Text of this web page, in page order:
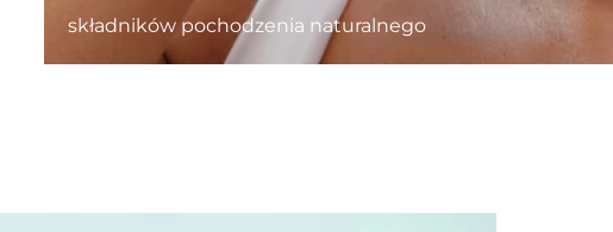
składników pochodzenia naturalnego